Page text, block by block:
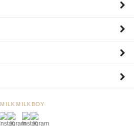
MILK MILKBOY